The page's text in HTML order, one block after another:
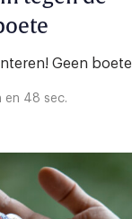
Geen
en 48 sec.